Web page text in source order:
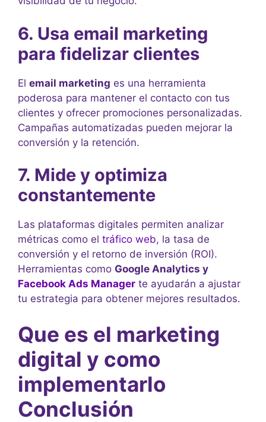
6. Usa email marketing
para fidelizar clientes
El email marketing es una herramienta
poderosa para mantener el contacto con tus
clientes y ofrecer promociones personalizadas.
Campañas automatizadas pueden mejorar la
conversión y la retención.
7. Mide y optimiza
constantemente
Las plataformas digitales permiten analizar
métricas como el tráfico web, la tasa de
conversión y el retorno de inversión (ROI).
Herramientas como Google Analytics y
Facebook Ads Manager te ayudarán a ajustar
tu estrategia para obtener mejores resultados.
Que es el marketing
digital y como
implementarlo
Conclusión